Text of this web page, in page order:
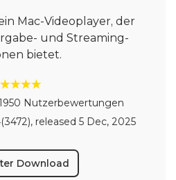
Mac-Videoplayer, der
und Streaming-
bietet.
Nutzerbewertungen
, released 5 Dec, 2025
Download